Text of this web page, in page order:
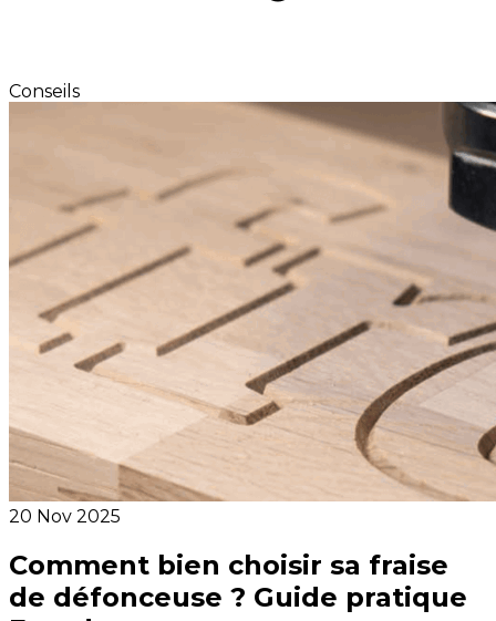
Conseils
20 Nov 2025
Comment bien choisir sa fraise
de défonceuse ? Guide pratique